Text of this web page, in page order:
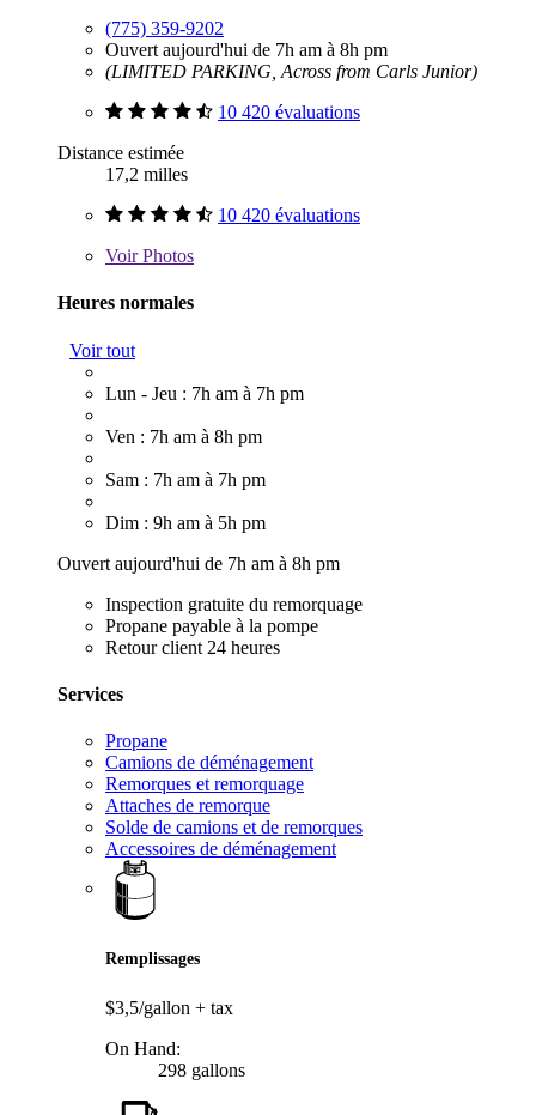
(775) 359-9202
Ouvert aujourd'hui de 7h am à 8h pm
(LIMITED PARKING, Across from Carls Junior)
10 420 évaluations
Distance estimée
17,2 milles
10 420 évaluations
VoirPhotos
Heures normales
Voir tout
Lun - Jeu : 7h am à 7h pm
Ven : 7h am à 8h pm
Sam : 7h am à 7h pm
Dim : 9h am à 5h pm
Ouvert aujourd'hui de 7h am à 8h pm
Inspection gratuite du remorquage
Propane payable à la pompe
Retour client 24 heures
Services
Propane
Camions de déménagement
Remorques et remorquage
Attaches de remorque
Solde de camions et de remorques
Accessoires de déménagement
Remplissages
$3,5/gallon + tax
On Hand:
298 gallons